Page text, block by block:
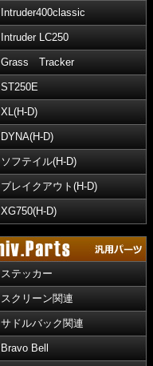
Intruder400classic
Intruder LC250
Grass Tracker
ST250E
XL(H-D)
DYNA(H-D)
ソフテイル(H-D)
ブレイクアウト(H-D)
XG750(H-D)
ステッカー
スクリーン関連
サドルバック関連
Bravo Bell